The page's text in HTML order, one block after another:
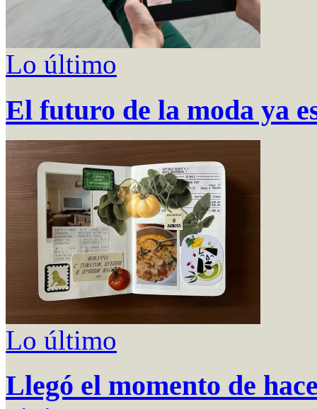
Lo último
El futuro de la moda ya
Lo último
Llegó el momento de